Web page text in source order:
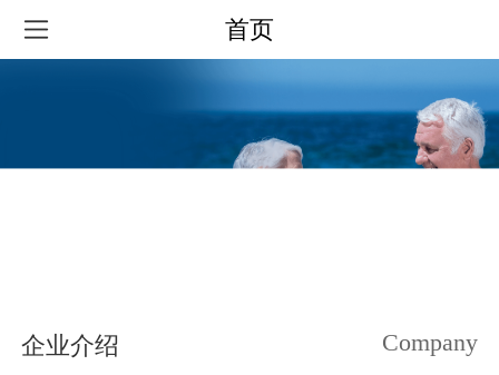
首页
企业介绍 Company